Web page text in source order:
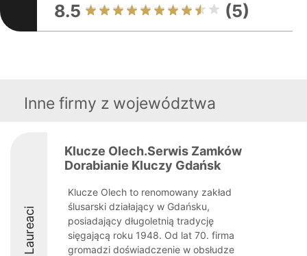
8.5 (5)
Inne firmy z województwa
Laureaci
Klucze Olech.Serwis Zamków
Dorabianie Kluczy Gdańsk
Klucze Olech to renomowany zakład
ślusarski działający w Gdańsku,
posiadający długoletnią tradycję
sięgającą roku 1948. Od lat 70. firma
gromadzi doświadczenie w obsłudze